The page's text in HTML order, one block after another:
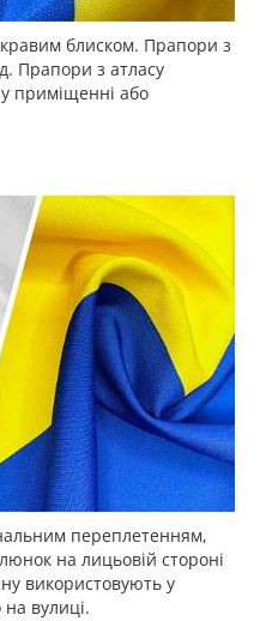
блиском. Прапори з
Прапори з атласу
приміщенні або
переплетенням,
на лицьовій стороні
використовують у
вулиці.